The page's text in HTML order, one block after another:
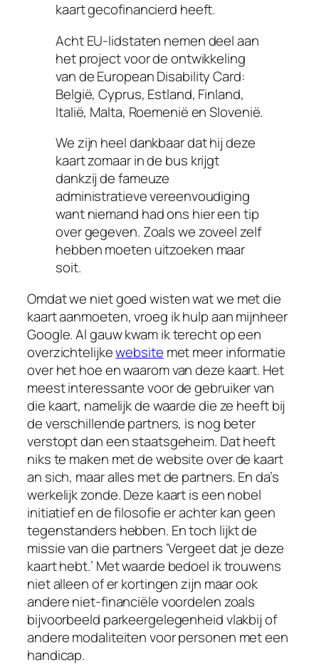
kaart gecofinancierd heeft.
Acht EU-lidstaten nemen deel aan
het project voor de ontwikkeling
van de European Disability Card:
België, Cyprus, Estland, Finland,
Italië, Malta, Roemenië en Slovenië.
We zijn heel dankbaar dat hij deze
kaart zomaar in de bus krijgt
dankzij de fameuze
administratieve vereenvoudiging
want niemand had ons hier een tip
over gegeven. Zoals we zoveel zelf
hebben moeten uitzoeken maar
soit.
Omdat we niet goed wisten wat we met die
kaart aanmoeten, vroeg ik hulp aan mijnheer
Google. Al gauw kwam ik terecht op een
overzichtelijkewebsite met meer informatie
over het hoe en waarom van deze kaart. Het
meest interessante voor de gebruiker van
die kaart, namelijk de waarde die ze heeft bij
de verschillende partners, is nog beter
verstopt dan een staatsgeheim. Dat heeft
niks te maken met de website over de kaart
an sich, maar alles met de partners. En da’s
werkelijk zonde. Deze kaart is een nobel
initiatief en de filosofie er achter kan geen
tegenstanders hebben. En toch lijkt de
missie van die partners ‘Vergeet dat je deze
kaart hebt.’ Met waarde bedoel ik trouwens
niet alleen of er kortingen zijn maar ook
andere niet-financiële voordelen zoals
bijvoorbeeld parkeergelegenheid vlakbij of
andere modaliteiten voor personen met een
handicap.